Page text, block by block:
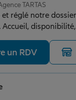
TARTAS
réglé notre
à Tartas
un RDV